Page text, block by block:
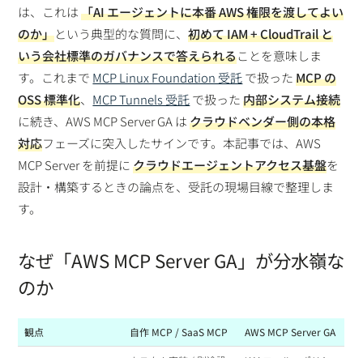
は、これは「AI エージェントに本番 AWS 権限を渡してよい
のか」という典型的な質問に、初めて IAM + CloudTrail と
いう会社標準のガバナンスで答えられることを意味しま
す。これまで MCP Linux Foundation 受託で扱ったMCP の
OSS 標準化、 MCP Tunnels 受託で扱った内部システム接続
に続き、AWS MCP Server GA はクラウドベンダー側の本格
対応フェーズに突入したサインです。本記事では、AWS
MCP Server を前提にクラウドエージェントアクセス基盤を
設計・構築するときの論点を、受託の現場目線で整理しま
す。
なぜ「AWS MCP Server GA」が分水嶺な
のか
観点 自作 MCP / SaaS MCP AWS MCP Server GA